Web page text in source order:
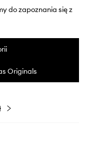
do zapoznania się z
Originals